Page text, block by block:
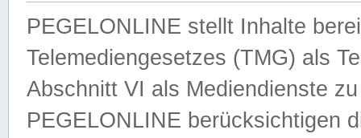
PEGELONLINE stellt Inhalte
Telemediengesetzes (TMG) als
Abschnitt VI als Mediendienste
PEGELONLINE berücksichtigen